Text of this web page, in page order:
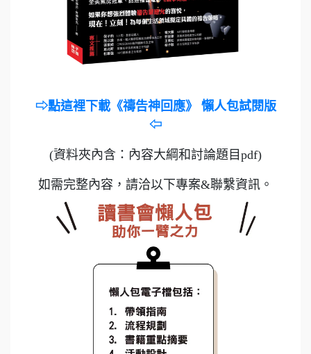
⇨點這裡下載《禱告神回應》 懶人包試閱版
⇦
(資料夾內含：內容大綱和討論題目pdf)
如需完整內容，請洽以下專案&聯繫資訊。